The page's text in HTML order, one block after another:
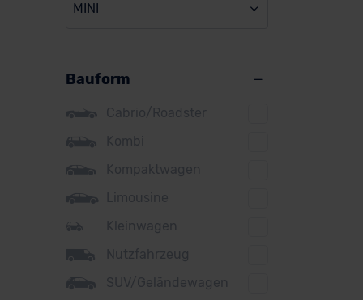
Citroen
Cupra
DS
Dacia
Fiat
Ford
Honda
MINI
Bauform
Cabrio/Roadster
Kombi
Kompaktwagen
Limousine
Kleinwagen
Nutzfahrzeug
SUV/Geländewagen